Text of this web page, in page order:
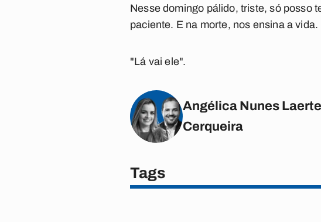
Nesse domingo pálido, triste, só posso
paciente. E na morte, nos ensina a vida.
"Lá vai ele".
Angélica Nunes Laerte
Cerqueira
Tags